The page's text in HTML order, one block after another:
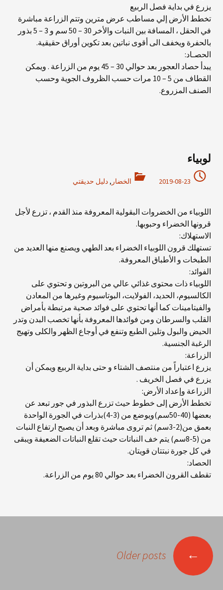
يزرع في بداية فصل الربيع
تخطط الأرض إلي مساطب عرض مترين وتتم الزراعة مباشرة
في الحقل ، المسافة بين النبات والأخر 30 – 50 سم و 3 – 5 بذور
بالحفرة ويخفف الى أقوى نباتين بعد تكوين أوراق حقيقية.
الحصـاد:
يبدأ حصاد العجور بعد حوالي 30 – 45 يوم من الزراعة . ويمكن
القطاف من 5 – 10 مرات حسب الظروف الجوية وحسب
الصنف المزروع.
لوبياء
2019-08-23 الخضار ,دليل حديقتي
اللوبياء من الخضروات البقولية المعروفة منذ القدم ، تزرع لأجل
قرونها الخضراء وحبوبها.
الاستهلاك:
تستهلك قرون اللوبياء الخضراء بعد الطهي ويصنع منها العديد من
الطبخات و الأطباق المعروفة.
الفوائد:
اللوبياء ذات محتوى غذائي عالي من البروتين و تحتوي على
الكالسيوم، الحديد، الفولايت، البوتاسيوم وغيرها من المعادن
والفيتامينات كما أنها تحتوي على فوائد صحية مرتبطة بأمراض
القلب والسرطان ومن فوائدها المعروفة بأنها تخصب البدن وتدر
الحيض والبول وتلين الطبع وتنفع في أوجاع الظهر والكلى وتهيج
الرغبة الجنسية.
الزراعة:
يزرع اعتباراً من منتصف الشتاء و حتى بداية الربيع ويمكن أن
يزرع في فصل الخريف .
الزراعة وإعداد الأرض:
تخطط الأرض إلى خطوط حيث تزرع البذور في جور تبعد عن
بعضها (40-50سم)ويوضع من (3-4)بذرات في الجورة الواحدة
بعمق من(2-3سم) ثم تروى مباشرة وبعد أن يصبح ارتفاع النبات
من (5-8سم) يتم خف النباتات حيث تقلع النباتات الضعيفة ويبقى
في كل جورة نبتتان قويتان.
الحصاد:
تقطف القرون الخضراء بعد حوالي 80 يوم من الزراعة.
Posts
navigation
←